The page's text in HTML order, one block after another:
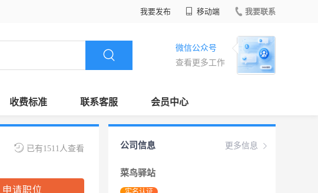
我要发布 移动端 我要联系
微信公众号
查看更多工作
收费标准 联系客服 会员中心
已有1511人查看
申请职位
更多信息
公司信息
菜鸟驿站